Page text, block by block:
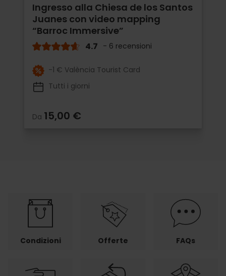
Ingresso alla Chiesa de los Santos
Juanes con video mapping
“Barroc Immersive”
4.7 - 6 recensioni
-1 € València Tourist Card
Tutti i giorni
Da 15,00 €
Condizioni Offerte FAQs